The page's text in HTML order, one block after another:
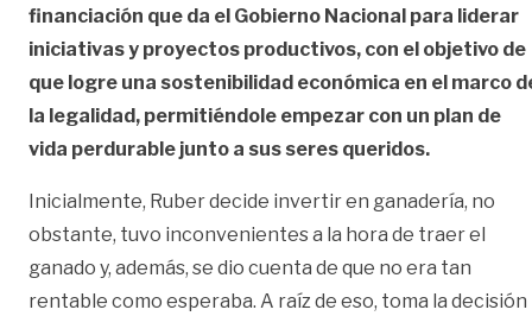
financiación que da el Gobierno Nacional para liderar
iniciativas y proyectos productivos, con el objetivo de
que logre una sostenibilidad económica en el marco
la legalidad, permitiéndole empezar con un plan de
vida perdurable junto a sus seres queridos.
Inicialmente, Ruber decide invertir en ganadería, no
obstante, tuvo inconvenientes a la hora de traer el
ganado y, además, se dio cuenta de que no era tan
rentable como esperaba. A raíz de eso, toma la decisión